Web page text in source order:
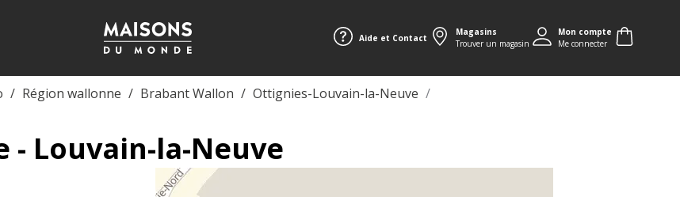
Aide et Contact
Magasins
Trouver un magasin
Mon compte
Me connecter
Région wallonne Brabant Wallon
Ottignies-Louvain-la-Neuve
- Louvain-la-Neuve